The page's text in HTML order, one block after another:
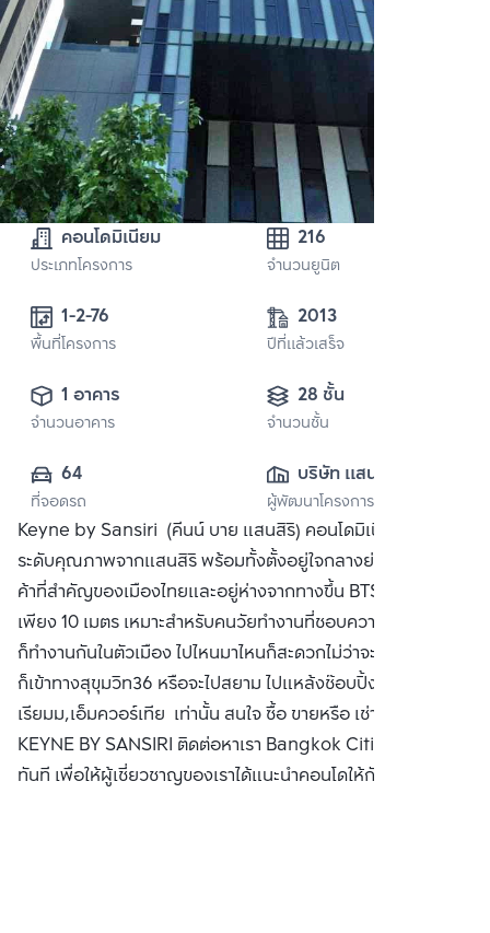
คอนโดมิเนียม
ประเภทโครงการ
216
จำนวนยูนิต
1-2-76
พื้นที่โครงการ
2013
ปีที่แล้วเสร็จ
1 อาคาร
จำนวนอาคาร
28 ชั้น
จำนวนชั้น
64
ที่จอดรถ
บริษัท แสนสิริ
จำกัด (มหาชน)
ผู้พัฒนาโครงการ
Keyne by Sansiri (คีนน์ บาย แสนสิริ) คอนโดมิเนียมพร้อมอยู่
ระดับคุณภาพจากแสนสิริ พร้อมทั้งตั้งอยู่ใจกลางย่านธุรกิจการ
ค้าที่สำคัญของเมืองไทยและอยู่ห่างจากทางขึ้น BTS ทองหล่อ
เพียง 10 เมตร เหมาะสำหรับคนวัยทำงานที่ชอบความสะดวกแล้ว
ก็ทำงานกันในตัวเมือง ไปไหนมาไหนก็สะดวกไม่ว่าจะเป็นพระราม4
ก็เข้าทางสุขุมวิท36 หรือจะไปสยาม ไปแหล้งช๊อบปิ้งอย่าง เอ็มโพ
เรียมม,เอ็มควอร์เทีย เท่านั้น สนใจ ซื้อ ขายหรือ เช่า คอนโด
KEYNE BY SANSIRI ติดต่อหาเรา Bangkok CitiSmart ได้
ทันที เพื่อให้ผู้เชี่ยวชาญของเราได้แนะนำคอนโดให้กับท่าน